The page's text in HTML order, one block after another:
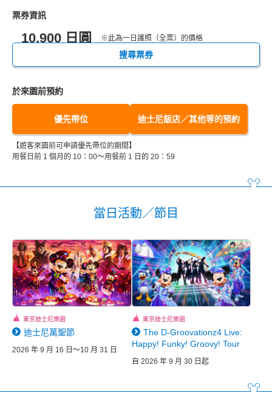
票券資訊
10,900 日圓 ※此為一日護照（全票）的價格
搜尋票券
於來園前預約
優先帶位 迪士尼飯店／其他等的預約
【遊客來園前可申請優先帶位的期間】
用餐日前 1 個月的 10：00～用餐前 1 日的 20：59
當日活動／節目
東京迪士尼樂園
迪士尼萬聖節
2026 年 9 月 16 日～10 月 31 日
東京迪士尼樂園
The D-Groovationz4 Live:
Happy! Funky! Groovy! Tour
自 2026 年 9 月 30 日起